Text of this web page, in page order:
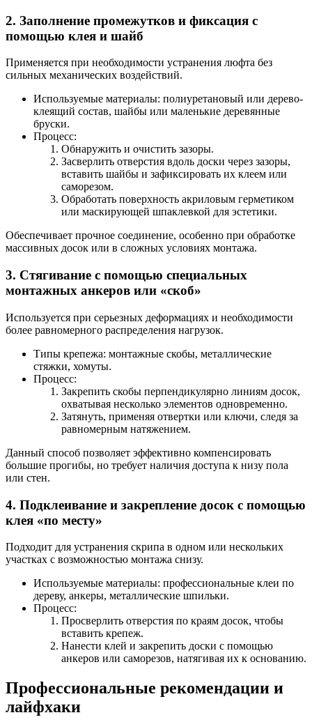
2. Заполнение промежутков и фиксация с
помощью клея и шайб
Применяется при необходимости устранения люфта без
сильных механических воздействий.
Используемые материалы: полиуретановый или дерево-
клеящий состав, шайбы или маленькие деревянные
бруски.
Процесс:
Обнаружить и очистить зазоры.
Засверлить отверстия вдоль доски через зазоры,
вставить шайбы и зафиксировать их клеем или
саморезом.
Обработать поверхность акриловым герметиком
или маскирующей шпаклевкой для эстетики.
Обеспечивает прочное соединение, особенно при обработке
массивных досок или в сложных условиях монтажа.
3. Стягивание с помощью специальных
монтажных анкеров или «скоб»
Используется при серьезных деформациях и необходимости
более равномерного распределения нагрузок.
Типы крепежа: монтажные скобы, металлические
стяжки, хомуты.
Процесс:
Закрепить скобы перпендикулярно линиям досок,
охватывая несколько элементов одновременно.
Затянуть, применяя отвертки или ключи, следя за
равномерным натяжением.
Данный способ позволяет эффективно компенсировать
большие прогибы, но требует наличия доступа к низу пола
или стен.
4. Подклеивание и закрепление досок с помощью
клея «по месту»
Подходит для устранения скрипа в одном или нескольких
участках с возможностью монтажа снизу.
Используемые материалы: профессиональные клеи по
дереву, анкеры, металлические шпильки.
Процесс:
Просверлить отверстия по краям досок, чтобы
вставить крепеж.
Нанести клей и закрепить доски с помощью
анкеров или саморезов, натягивая их к основанию.
Профессиональные рекомендации и
лайфхаки